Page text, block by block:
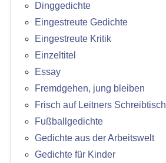
Dinggedichte
Eingestreute Gedichte
Eingestreute Kritik
Einzeltitel
Essay
Fremdgehen, jung bleiben
Frisch auf Leitners Schreibtisch
Fußballgedichte
Gedichte aus der Arbeitswelt
Gedichte für Kinder